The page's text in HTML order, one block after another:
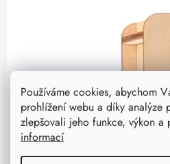
Používáme cookies, abychom
prohlížení webu a díky analýze
zlepšovali jeho funkce, výkon a
informací